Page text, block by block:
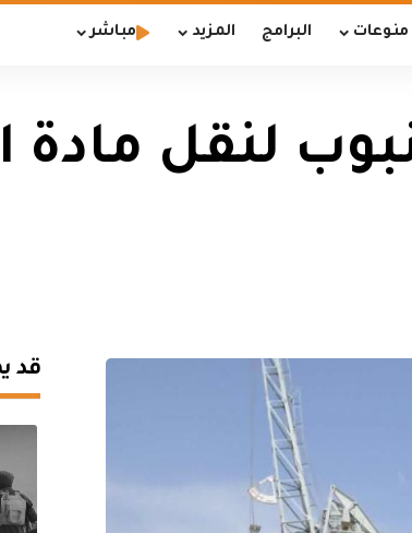
منوعات البرامج المزيد مباشر
انبوب لنقل
قد